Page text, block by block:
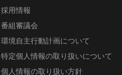
採用情報
番組審議会
環境自主行動計画について
特定個人情報の取り扱いについて
個人情報の取り扱い方針